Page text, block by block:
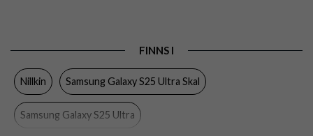
Greppvänlig, Trådlös laddning-kompatibel
Färg
FINNS I
Nillkin Samsung Galaxy S25 Ultra Skal
Samsung Galaxy S25 Ultra